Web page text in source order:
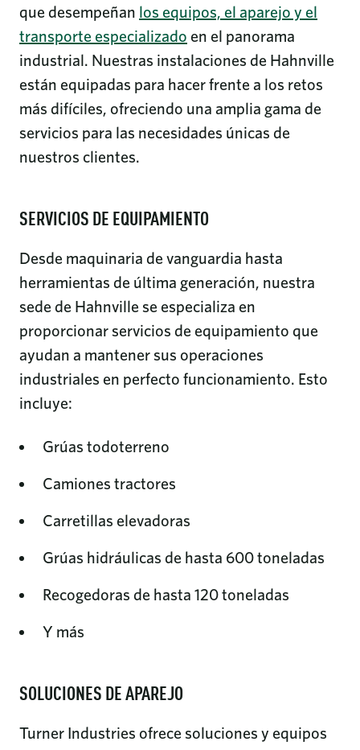
que desempeñan los equipos, el aparejo y el
transporte especializado en el panorama
industrial. Nuestras instalaciones de Hahnville
están equipadas para hacer frente a los retos
más difíciles, ofreciendo una amplia gama de
servicios para las necesidades únicas de
nuestros clientes.
SERVICIOS DE EQUIPAMIENTO
Desde maquinaria de vanguardia hasta
herramientas de última generación, nuestra
sede de Hahnville se especializa en
proporcionar servicios de equipamiento que
ayudan a mantener sus operaciones
industriales en perfecto funcionamiento. Esto
incluye:
Grúas todoterreno
Camiones tractores
Carretillas elevadoras
Grúas hidráulicas de hasta 600 toneladas
Recogedoras de hasta 120 toneladas
Y más
SOLUCIONES DE APAREJO
Turner Industries ofrece soluciones y equipos